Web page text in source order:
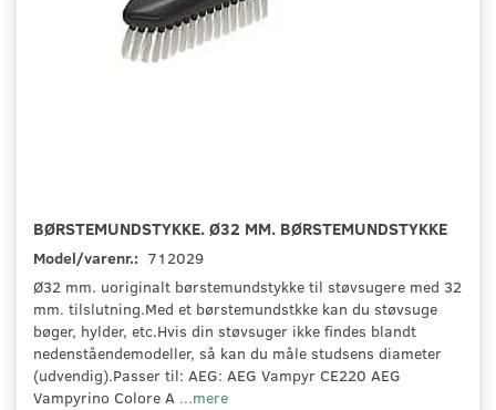
BØRSTEMUNDSTYKKE. Ø32 MM. BØRSTEMUNDSTYKKE
Model/varenr.: 712029
Ø32 mm. uoriginalt børstemundstykke til støvsugere med 32
mm. tilslutning.Med et børstemundstkke kan du støvsuge
bøger, hylder, etc.Hvis din støvsuger ikke findes blandt
nedenståendemodeller, så kan du måle studsens diameter
(udvendig).Passer til: AEG: AEG Vampyr CE220 AEG
Vampyrino Colore A ...mere